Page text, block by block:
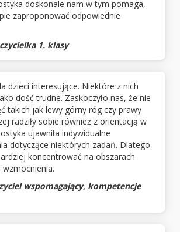
doskonale nam w tym pomaga,
zaproponować odpowiednie
1. klasy
dzieci interesujące. Niektóre z nich
dość trudne. Zaskoczyło nas, że nie
takich jak lewy górny róg czy prawy
radziły sobie również z orientacją w
ujawniła indywidualne
dotyczące niektórych zadań. Dlatego
koncentrować na obszarach
wspomagający, kompetencje